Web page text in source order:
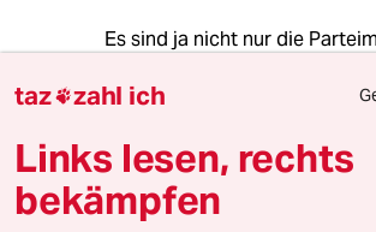
Es sind ja nicht nur die
ausgeschlossen bzw.
Es sind auch 40% der
schweren Waffen in die
weil sie eine atomare
taz zahl ich
Links lesen, rechts
bekämpfen